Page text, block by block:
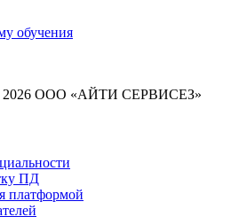
обучения
ООО «АЙТИ СЕРВИСЕЗ»
ПД
платформой